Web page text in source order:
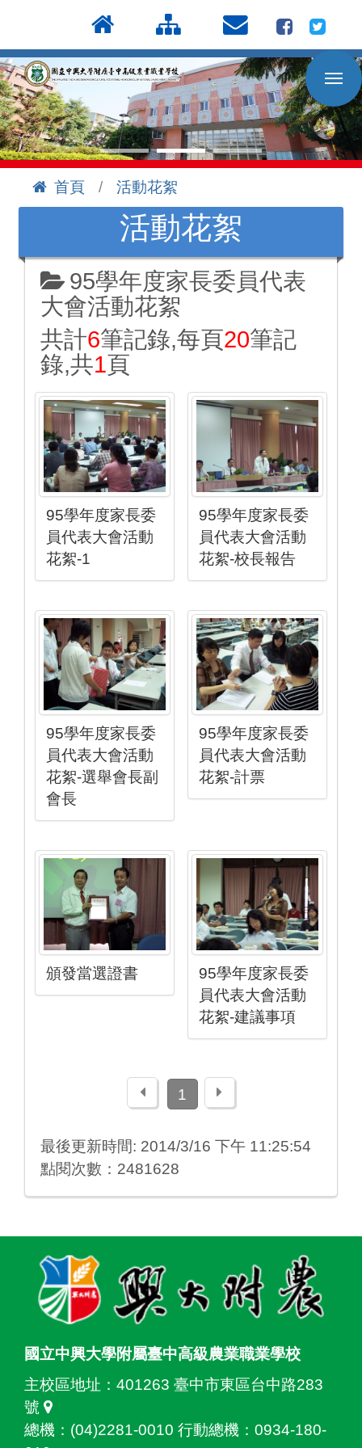
到
主
要
內
容
區
首頁
活動花絮
活動花絮
95學年度家長委員代表
大會活動花絮
共計6筆記錄,每頁20筆記
錄,共1頁
95學年度家長委
員代表大會活動
花絮-1
95學年度家長委
員代表大會活動
花絮-校長報告
95學年度家長委
員代表大會活動
花絮-選舉會長副
會長
95學年度家長委
員代表大會活動
花絮-計票
頒發當選證書
95學年度家長委
員代表大會活動
花絮-建議事項
上一頁1 下一頁
最後更新時間: 2014/3/16 下午 11:25:54
點閱次數：2481628
國立中興大學附屬臺中高級農業職業學校
主校區地址： 401263 臺中市東區台中路283
號
總機：(04)2281-0010 行動總機：0934-180-